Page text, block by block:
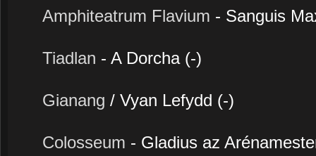
Amphiteatrum Flavium - Sanguis
Tiadlan - A Dorcha (-)
Gianang / Vyan Lefydd (-)
Colosseum - Gladius az